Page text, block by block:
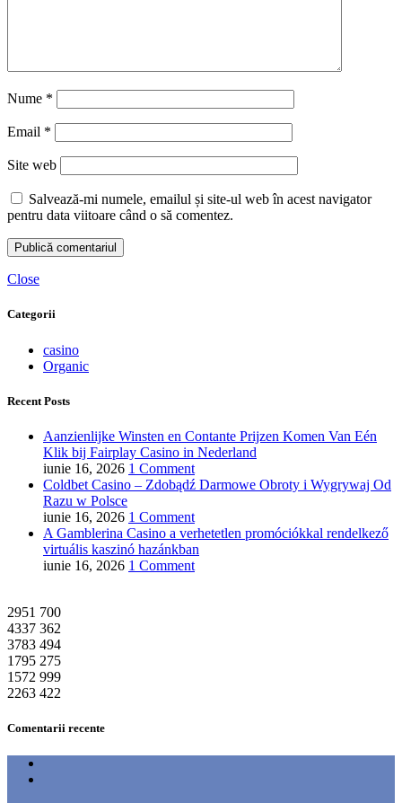
Nume *
Email *
Site web
Salvează-mi numele, emailul și site-ul web în acest navigator
pentru data viitoare când o să comentez.
Close
Categorii
casino
Organic
Recent Posts
Aanzienlijke Winsten en Contante Prijzen Komen Van Eén
Klik bij Fairplay Casino in Nederland
iunie 16, 2026 1 Comment
Coldbet Casino – Zdobądź Darmowe Obroty i Wygrywaj Od
Razu w Polsce
iunie 16, 2026 1 Comment
A Gamblerina Casino a verhetetlen promóciókkal rendelkező
virtuális kaszinó hazánkban
iunie 16, 2026 1 Comment
2951 700
4337 362
3783 494
1795 275
1572 999
2263 422
Comentarii recente